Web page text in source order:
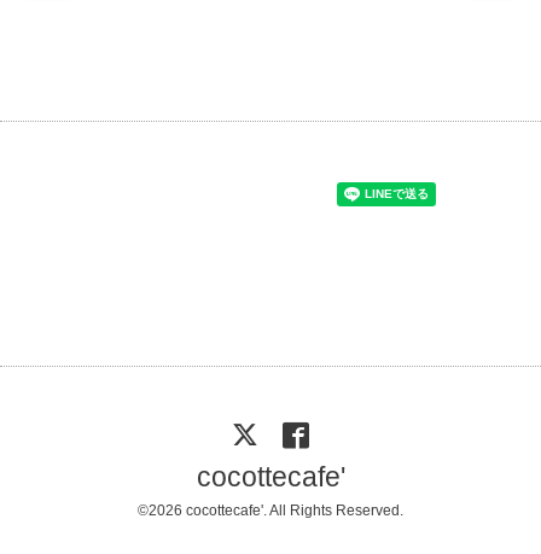
cocottecafe'
©2026 cocottecafe' . All Rights Reserved.